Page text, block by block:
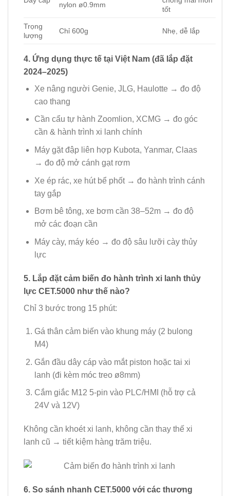
nylon ø0.9mm
tốt
Trọng
lượng
Chỉ 600g Nhẹ, dễ lắp
4. Ứng dụng thực tế tại Việt Nam (đã lắp đặt
2024–2025)
Xe nâng người Genie, JLG, Haulotte → đo độ
cao thang
Cần cẩu tự hành Zoomlion, XCMG → đo góc
cần & hành trình xi lanh chính
Máy gặt đập liên hợp Kubota, Yanmar, Claas
→ đo độ mở cánh gạt rơm
Xe ép rác, xe hút bể phốt → đo hành trình cánh
tay gắp
Bơm bê tông, xe bơm cần 38–52m → đo độ
mở các đoạn cần
Máy cày, máy kéo → đo độ sâu lưỡi cày thủy
lực
5. Lắp đặt cảm biến đo hành trình xi lanh thủy
lực CET.5000 như thế nào?
Chỉ 3 bước trong 15 phút:
Gá thân cảm biến vào khung máy (2 bulong
M4)
Gắn đầu dây cáp vào mắt piston hoặc tai xi
lanh (đi kèm móc treo ø8mm)
Cắm giắc M12 5-pin vào PLC/HMI (hỗ trợ cả
24V và 12V)
Không cần khoét xi lanh, không cần thay thế xi
lanh cũ → tiết kiệm hàng trăm triệu.
6. So sánh nhanh CET.5000 với các thương